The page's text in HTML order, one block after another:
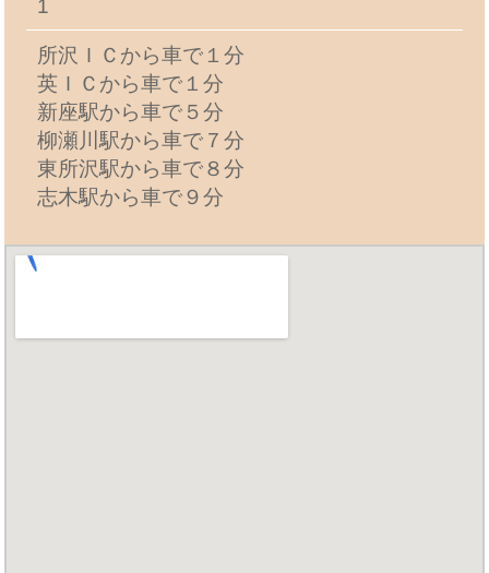
1
所沢ＩＣから車で１分
英ＩＣから車で１分
新座駅から車で５分
柳瀬川駅から車で７分
東所沢駅から車で８分
志木駅から車で９分